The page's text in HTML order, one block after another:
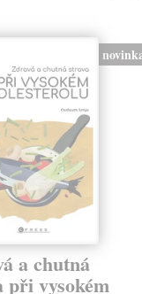
a chutná
při vysokém